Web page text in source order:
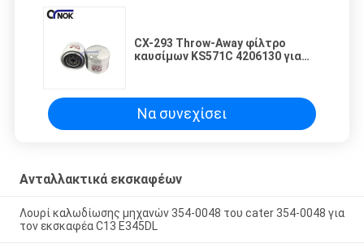
CX-293 Throw-Away φίλτρο
καυσίμων KS571C 4206130 για
Να συνεχίσει
Ανταλλακτικά εκσκαφέων
Λουρί καλωδίωσης μηχανών 354-0048 του cater 354-0048 για
τον εκσκαφέα C13 E345DL